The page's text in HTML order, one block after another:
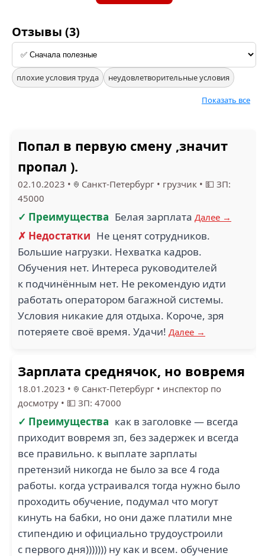
Отзывы (3)
плохие условия труда неудовлетворительные условия
Показать все
Попал в первую смену ,значит
пропал ).
02.10.2023 • Санкт-Петербург • грузчик • 💵 ЗП:
45000
✓ Преимущества Белая зарплата Далее →
✗ Недостатки Не ценят сотрудников.
Большие нагрузки. Нехватка кадров.
Обучения нет. Интереса руководителей
к подчинённым нет. Не рекомендую идти
работать оператором багажной системы.
Условия никакие для отдыха. Короче, зря
потеряете своё время. Удачи! Далее →
Зарплата среднячок, но вовремя
18.01.2023 • Санкт-Петербург • инспектор по
досмотру • 💵 ЗП: 47000
✓ Преимущества как в заголовке — всегда
приходит вовремя зп, без задержек и всегда
все правильно. к выплате зарплаты
претензий никогда не было за все 4 года
работы. когда устраивался тогда нужно было
проходить обучение, подумал что могут
кинуть на бабки, но они даже платили мне
стипендию и официально трудоустроили
с первого дня))))))) ну как и всем. обучение